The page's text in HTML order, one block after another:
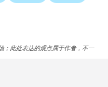
；此处表达的观点属于作者，不一